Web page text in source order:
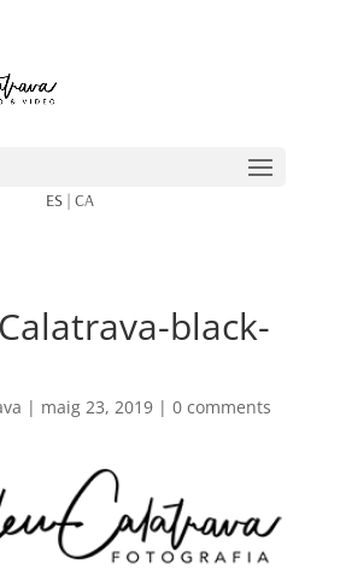
ES| CA
black-
| maig 23, 2019| 0 comments